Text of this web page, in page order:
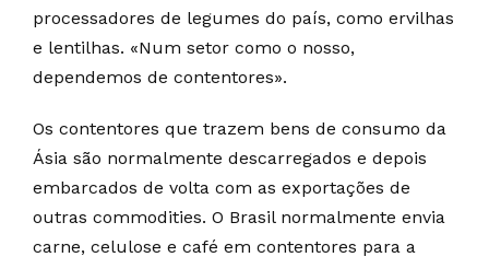
processadores de legumes do país, como ervilhas
e lentilhas. «Num setor como o nosso,
dependemos de contentores».
Os contentores que trazem bens de consumo da
Ásia são normalmente descarregados e depois
embarcados de volta com as exportações de
outras commodities. O Brasil normalmente envia
carne, celulose e café em contentores para a